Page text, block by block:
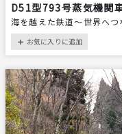
D51型793号蒸気機関
海を越えた鉄道～世界へ
＋ お気に入りに追加